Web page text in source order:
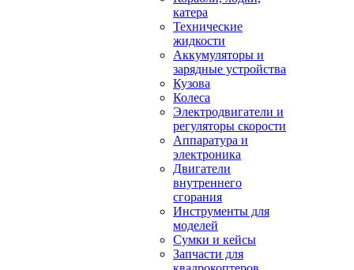
катера
Технические
жидкости
Аккумуляторы и
зарядные устройства
Кузова
Колеса
Электродвигатели и
регуляторы скорости
Аппаратура и
электроника
Двигатели
внутреннего
сгорания
Инструменты для
моделей
Сумки и кейсы
Запчасти для